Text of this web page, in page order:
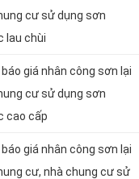
cư sử dụng sơn
lau chùi
giá nhân công sơn lại
cư sử dụng sơn
cao cấp
giá nhân công sơn lại
cư, nhà chung cư sử